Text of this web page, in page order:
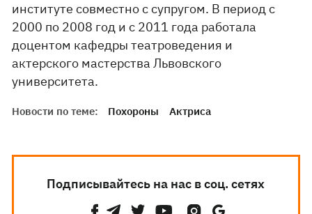
институте совместно с супругом. В период с
2000 по 2008 год и с 2011 года работала
доцентом кафедры театроведения и
актерского мастерства Львовского
университета.
Новости по теме: Похороны Актриса
Подписывайтесь на нас в соц. сетях